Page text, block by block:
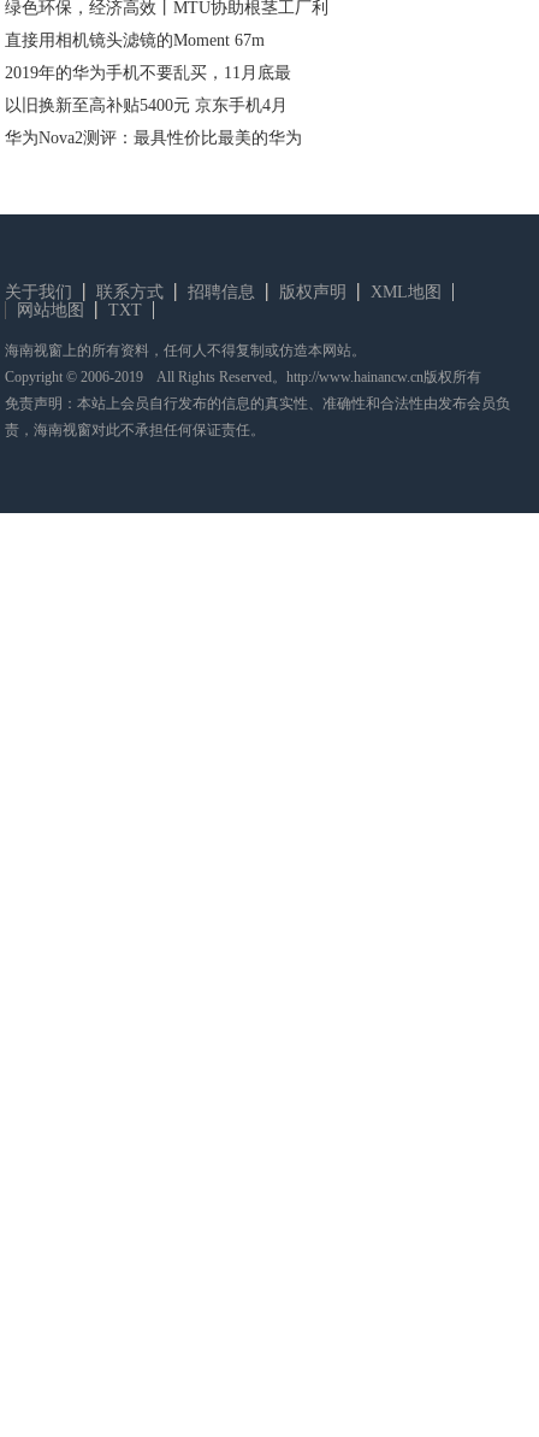
绿色环保，经济高效丨MTU协助根茎工厂利
直接用相机镜头滤镜的Moment 67m
2019年的华为手机不要乱买，11月底最
以旧换新至高补贴5400元 京东手机4月
华为Nova2测评：最具性价比最美的华为
关于我们 联系方式 招聘信息 版权声明
XML地图
网站地图
TXT
海南视窗上的所有资料，任何人不得复制或仿造本网站。
Copyright © 2006-2019 All Rights Reserved。http://www.hainancw.cn版权所有
免责声明：本站上会员自行发布的信息的真实性、准确性和合法性由发布会员负
责，海南视窗对此不承担任何保证责任。